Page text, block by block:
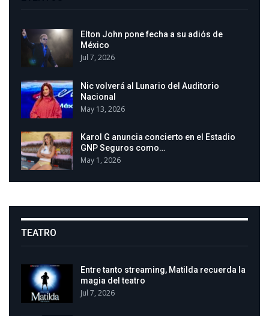
Elton John pone fecha a su adiós de
México
Jul 7, 2026
Nic volverá al Lunario del Auditorio
Nacional
May 13, 2026
Karol G anuncia concierto en el Estadio
GNP Seguros como…
May 1, 2026
TEATRO
Entre tanto streaming, Matilda recuerda la
magia del teatro
Jul 7, 2026